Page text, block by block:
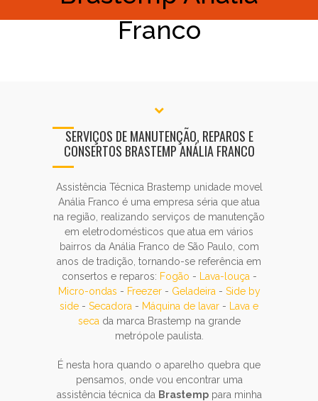
Franco
SERVIÇOS DE MANUTENÇÃO, REPAROS E
CONSERTOS BRASTEMP ANÁLIA FRANCO
Assistência Técnica Brastemp unidade movel
Anália Franco é uma empresa séria que atua
na região, realizando serviços de manutenção
em eletrodomésticos que atua em vários
bairros da Anália Franco de São Paulo, com
anos de tradição, tornando-se referência em
consertos e reparos: Fogão - Lava-louça -
Micro-ondas - Freezer- Geladeira - Side by
side - Secadora - Máquina de lavar -
Lava e
seca da marca Brastemp na grande
metrópole paulista.
É nesta hora quando o aparelho quebra que
pensamos, onde vou encontrar uma
assistência técnica da Brastemppara minha